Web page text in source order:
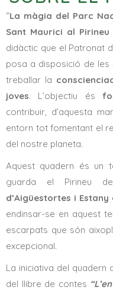
“La màgia del Parc
Sant Maurici al
didàctic que el Patronat
posa a disposició de les
treballar la
joves. L’objectiu és
contribuir, d’aquesta
entorn tot fomentant el
del nostre planeta.
Aquest quadern és un
guarda el Pirineu
d’Aigüestortes i
endinsar-se en aquest
escarpats que són
excepcional.
La iniciativa del quadern
del llibre de contes